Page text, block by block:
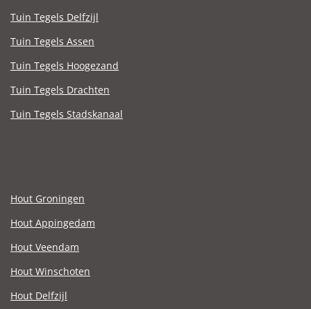
Tuin Tegels Delfzijl
Tuin Tegels Assen
Tuin Tegels Hoogezand
Tuin Tegels Drachten
Tuin Tegels Stadskanaal
Hout Groningen
Hout Appingedam
Hout Veendam
Hout Winschoten
Hout Delfzijl